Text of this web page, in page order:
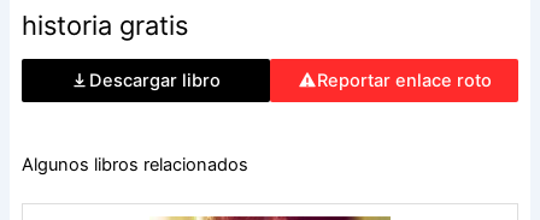
historia gratis
Descargar libro Reportar enlace roto
Algunos libros relacionados